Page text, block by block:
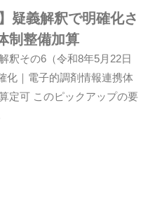
疑義解釈で明確化さ
制整備加算
釈その6（令和8年5月22日
化｜電子的調剤情報連携体
定可 このピックアップの要